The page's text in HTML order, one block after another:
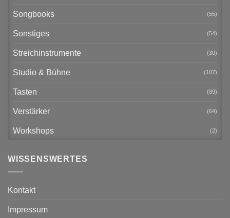
Songbooks (55)
Sonstiges (54)
Streichinstrumente (30)
Studio & Bühne (107)
Tasten (89)
Verstärker (64)
Workshops (2)
WISSENSWERTES
Kontakt
Impressum